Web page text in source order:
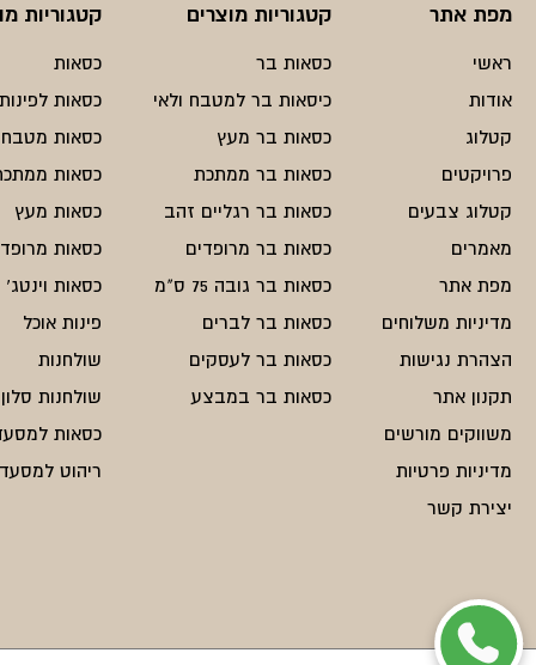
מפת אתר
ראשי
אודות
קטלוג
פרויקטים
קטלוג צבעים
מאמרים
מפת אתר
מדיניות משלוחים
הצהרת נגישות
תקנון אתר
משווקים מורשים
מדיניות פרטיות
יצירת קשר
קטגוריות מוצרים
כסאות בר
כיסאות בר למטבח ולאי
כסאות בר מעץ
כסאות בר ממתכת
כסאות בר רגליים זהב
כסאות בר מרופדים
כסאות בר גובה 75 ס"מ
כסאות בר לברים
כסאות בר לעסקים
כסאות בר במבצע
קטגוריות
כסאות
כסאות
כסאות מטבח
כסאות
כסאות מעץ
כסאות
כסאות וינטג'
פינות אוכל
שולחנות
שולחנות סלון
כסאות
ריהוט